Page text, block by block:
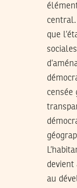
central.
que
censée
devient
au